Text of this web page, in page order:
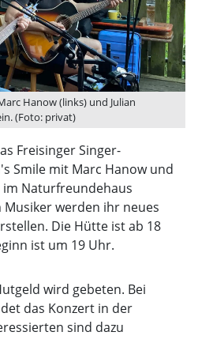
Hanow (links) und Julian
(Foto: privat)
Freisinger Singer-
Smile mit Marc Hanow und
im Naturfreundehaus
Musiker werden ihr neues
Die Hütte ist ab 18
ist um 19 Uhr.
wird gebeten. Bei
das Konzert in der
sind dazu